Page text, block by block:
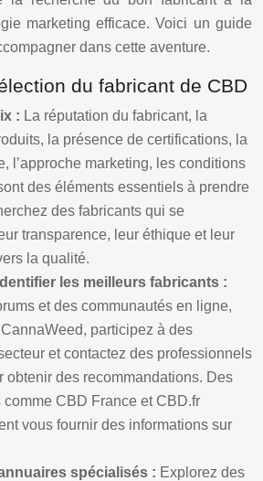
marketing efficace. Voici un guide
dans cette aventure.
du fabricant de CBD
: La réputation du fabricant, la
la présence de certifications, la
l’approche marketing, les conditions
des éléments essentiels à prendre
des fabricants qui se
transparence, leur éthique et leur
la qualité.
les meilleurs fabricants :
et des communautés en ligne,
participez à des
et contactez des professionnels
obtenir des recommandations. Des
CBD France et CBD.fr
vous fournir des informations sur
spécialisés : Explorez des